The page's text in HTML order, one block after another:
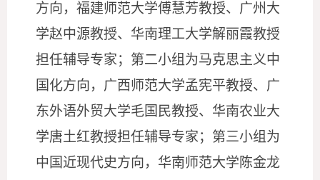
方向， 福建师范大学傅慧芳教授、广州大
学赵中源教授、华南理工大学解丽霞教授
担任辅导专家； 第二小组为马克思主义中
国化方向，广西师范大学孟宪平教授、 广
东外语外贸大学毛国民教授、华南农业大
学唐土红教授担任辅导专家； 第三小组为
中国近现代史方向，华南师范大学陈金龙